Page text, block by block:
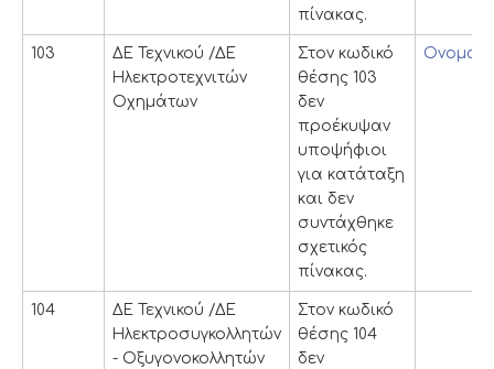
πίνακας.
103
ΔΕ Τεχνικού /ΔΕ
Ηλεκτροτεχνιτών
Οχημάτων
Στον κωδικό
θέσης 103
δεν
προέκυψαν
υποψήφιοι
για κατάταξη
και δεν
συντάχθηκε
σχετικός
πίνακας.
104
ΔΕ Τεχνικού /ΔΕ
Ηλεκτροσυγκολλητών
- Οξυγονοκολλητών
Στον κωδικό
θέσης 104
δεν